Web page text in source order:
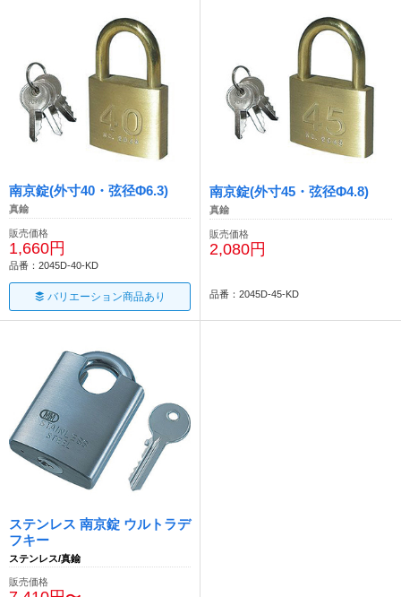
南京錠(外寸40・弦径Φ6.3)
真鍮
販売価格
1,660円
品番：2045D-40-KD
バリエーション商品あり
南京錠(外寸45・弦径Φ4.8)
真鍮
販売価格
2,080円
品番：2045D-45-KD
ステンレス 南京錠 ウルトラデ
フキー
ステンレス/真鍮
販売価格